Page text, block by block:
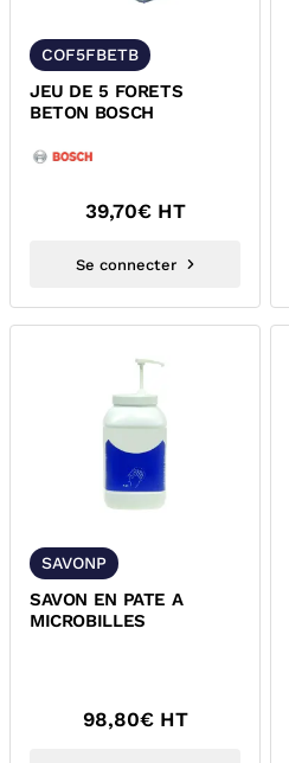
COF5FBETB
JEU DE 5 FORETS
BETON BOSCH
39,70€ HT
Se connecter
SAVONP
SAVON EN PATE A
MICROBILLES
98,80€ HT